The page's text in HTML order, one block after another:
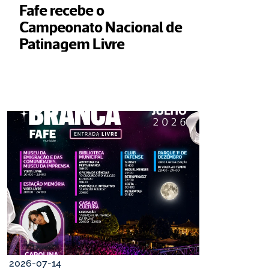
Fafe recebe o
Campeonato Nacional de
Patinagem Livre
2026-07-14